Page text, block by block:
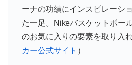
ーナの功績にインスピレーシ
た一足。Nikeバスケットボー
のお気に入りの要素を取り入
カー公式サイト ）